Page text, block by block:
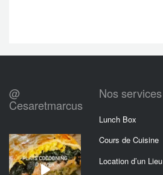
@
Cesaretmarcus
Nos services
Lunch Box
Cours de Cuisine
Location d’un Lieu